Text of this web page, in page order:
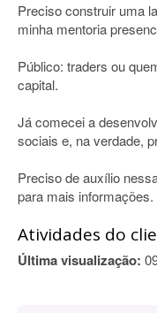
Preciso construir uma
minha mentoria
Público: traders ou
capital.
Já comecei a
sociais e, na verdade,
Preciso de auxílio
para mais informações.
Atividades do
Última visualização: